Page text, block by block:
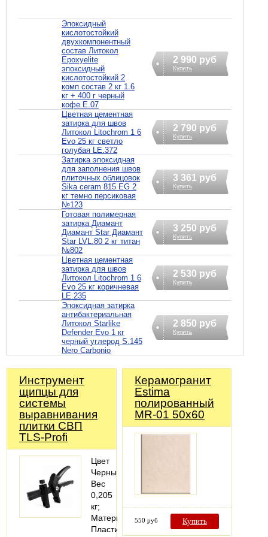
Эпоксидный
кислотостойкий
двухкомпонентный
состав Литокол
Epoxyelite
эпоксидный
кислотостойкий 2
комп состав 2 кг 1.6
кг + 400 г черный
кофе E.07
2 990 руб
Купить
Цветная цементная
затирка для швов
Литокол Litochrom 1 6
Evo 25 кг светло
голубая LE.372
2 790 руб
Купить
Затирка эпоксидная
для заполнения швов
плиточных облицовок
Sika ceram 815 EG 2
кг темно персиковая
№123
3 361 руб
Купить
Готовая полимерная
затирка Диамант
Диамант Star Диамант
Star LVL.80 2 кг титан
№802
3 250 руб
Купить
Цветная цементная
затирка для швов
Литокол Litochrom 1 6
Evo 25 кг коричневая
LE.235
2 530 руб
Купить
Эпоксидная затирка
антибактериальная
Литокол Starlike
Defender Evo 1 кг
черный углерод S.145
Nero Carbonio
2 850 руб
Купить
Инструмент
щипцы для
системы
выравнивания
плитки СВП
TLS-Profi
Цвет
Черный;
Вес
0,205
кг;
Материал
Пластик;
Керамогранит
Estima
полированный
MR-01 50х60
550 руб Купить